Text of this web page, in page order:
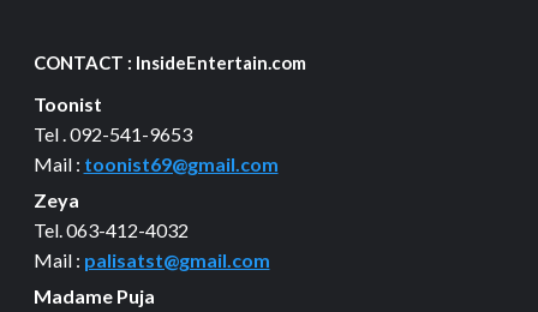
CONTACT : InsideEntertain.com
Toonist
Tel . 092-541-9653
Mail : toonist69@gmail.com
Zeya
Tel. 063-412-4032
Mail : palisatst@gmail.com
Madame Puja